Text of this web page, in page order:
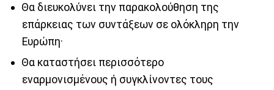
Θα διευκολύνει την παρακολούθηση της
επάρκειας των συντάξεων σε ολόκληρη την
Ευρώπη·
Θα καταστήσει περισσότερο
εναρμονισμένους ή συγκλίνοντες τους